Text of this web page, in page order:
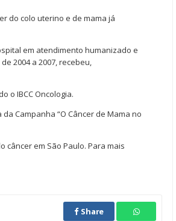
do colo uterino e de mama já
em atendimento humanizado e
2004 a 2007, recebeu,
o IBCC Oncologia.
Campanha “O Câncer de Mama no
câncer em São Paulo. Para mais
Share